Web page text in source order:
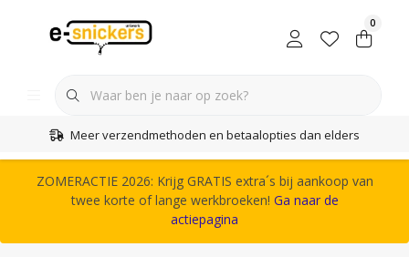
0
Meer verzendmethoden en betaalopties dan elders
ZOMERACTIE 2026: Krijg GRATIS extra´s bij aankoop van
twee korte of lange werkbroeken! Ga naar de
actiepagina